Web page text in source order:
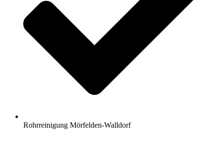
Rohrreinigung Mörfelden-Walldorf